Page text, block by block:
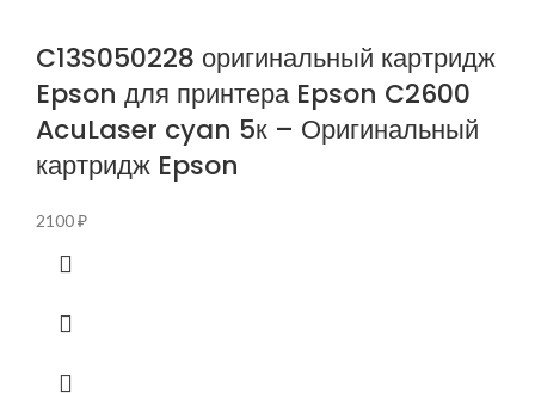
C13S050228 оригинальный картридж
Epson для принтера Epson C2600
AcuLaser cyan 5к – Оригинальный
картридж Epson
2100₽